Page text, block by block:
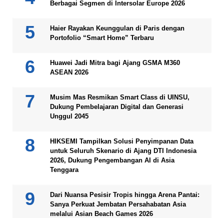
Berbagai Segmen di Intersolar Europe 2026
Haier Rayakan Keunggulan di Paris dengan
Portofolio “Smart Home” Terbaru
Huawei Jadi Mitra bagi Ajang GSMA M360
ASEAN 2026
Musim Mas Resmikan Smart Class di UINSU,
Dukung Pembelajaran Digital dan Generasi
Unggul 2045
HIKSEMI Tampilkan Solusi Penyimpanan Data
untuk Seluruh Skenario di Ajang DTI Indonesia
2026, Dukung Pengembangan AI di Asia
Tenggara
Dari Nuansa Pesisir Tropis hingga Arena Pantai:
Sanya Perkuat Jembatan Persahabatan Asia
melalui Asian Beach Games 2026